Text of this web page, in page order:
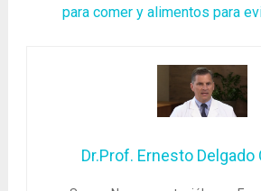
para comer y alimentos para
Dr.Prof. Ernesto Delgado